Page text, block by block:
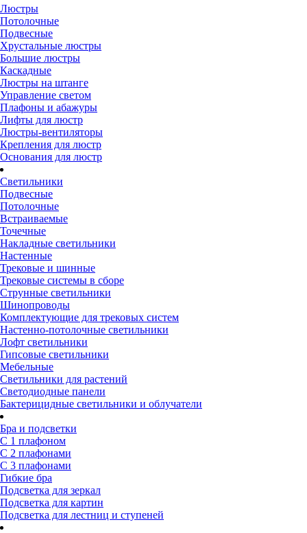
Люстры
Потолочные
Подвесные
Хрустальные люстры
Большие люстры
Каскадные
Люстры на штанге
Управление светом
Плафоны и абажуры
Лифты для люстр
Люстры-вентиляторы
Крепления для люстр
Основания для люстр
Светильники
Подвесные
Потолочные
Встраиваемые
Точечные
Накладные светильники
Настенные
Трековые и шинные
Трековые системы в сборе
Струнные светильники
Шинопроводы
Комплектующие для трековых систем
Настенно-потолочные светильники
Лофт светильники
Гипсовые светильники
Мебельные
Светильники для растений
Светодиодные панели
Бактерицидные светильники и облучатели
Бра и подсветки
С 1 плафоном
С 2 плафонами
С 3 плафонами
Гибкие бра
Подсветка для зеркал
Подсветка для картин
Подсветка для лестниц и ступеней